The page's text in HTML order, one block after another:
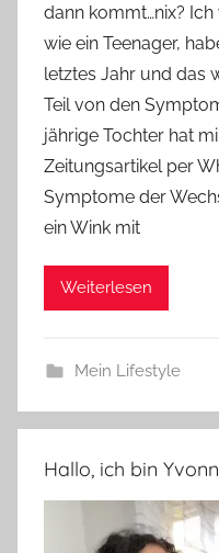
dann kommt…nix? Ich
wie ein Teenager,
letztes Jahr und das
Teil von den
jährige Tochter hat
Zeitungsartikel per
Symptome der
ein Wink mit
Weiterlesen
Mein Lifestyle
Hallo, ich bin